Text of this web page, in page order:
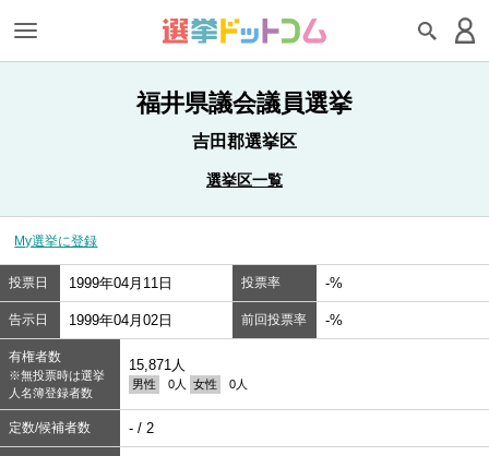
福井県議会議員選挙
吉田郡選挙区
選挙区一覧
My選挙に登録
投票日 1999年04月11日 投票率 -%
告示日 1999年04月02日 前回投票率 -%
有権者数
※無投票時は選挙
人名簿登録者数
15,871人
男性 0人 女性 0人
定数/候補者数 - / 2